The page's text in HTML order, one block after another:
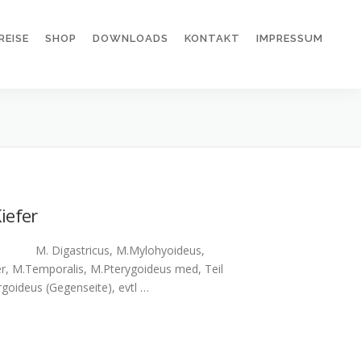
SHOP DOWNLOADS KONTAKT IMPRESSUM
M. Digastricus, M.Mylohyoideus,
M.Pterygoideus med, Teil
(Gegenseite), evtl …